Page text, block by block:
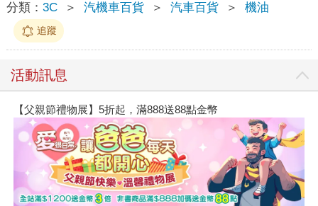
分類： 3C ＞ 汽機車百貨 ＞ 汽車百貨 ＞ 機油
追蹤
活動訊息
【父親節禮物展】5折起，滿888送88點金幣